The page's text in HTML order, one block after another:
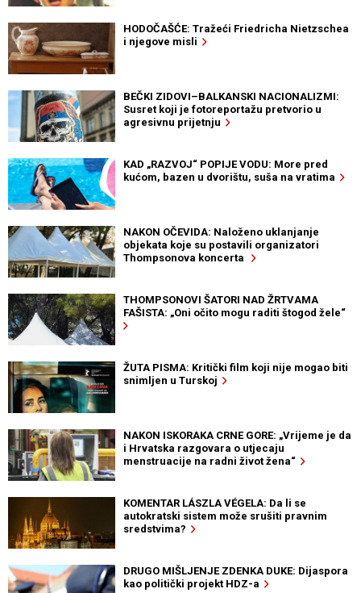
HODOČAŠĆE: Tražeći Friedricha Nietzschea
i njegove misli
BEČKI ZIDOVI–BALKANSKI NACIONALIZMI:
Susret koji je fotoreportažu pretvorio u
agresivnu prijetnju
KAD „RAZVOJ“ POPIJE VODU: More pred
kućom, bazen u dvorištu, suša na vratima
NAKON OČEVIDA: Naloženo uklanjanje
objekata koje su postavili organizatori
Thompsonova koncerta
THOMPSONOVI ŠATORI NAD ŽRTVAMA
FAŠISTA: „Oni očito mogu raditi štogod žele“
ŽUTA PISMA: Kritički film koji nije mogao biti
snimljen u Turskoj
NAKON ISKORAKA CRNE GORE: „Vrijeme je da
i Hrvatska razgovara o utjecaju
menstruacije na radni život žena“
KOMENTAR LÁSZLA VÉGELA: Da li se
autokratski sistem može srušiti pravnim
sredstvima?
DRUGO MIŠLJENJE ZDENKA DUKE: Dijaspora
kao politički projekt HDZ-a